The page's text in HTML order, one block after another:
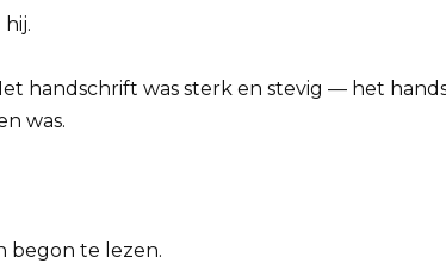
handschrift was sterk en stevig — het
was.
begon te lezen.